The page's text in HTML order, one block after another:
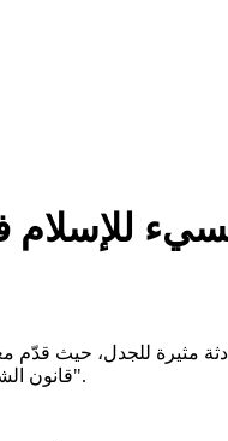
للإسلام
مثيرة للجدل، حيث قدّم
"قانون الشريعة"، تضمن معلومات غير دقيقة وصورًا مغلوطة عن الإسلام.